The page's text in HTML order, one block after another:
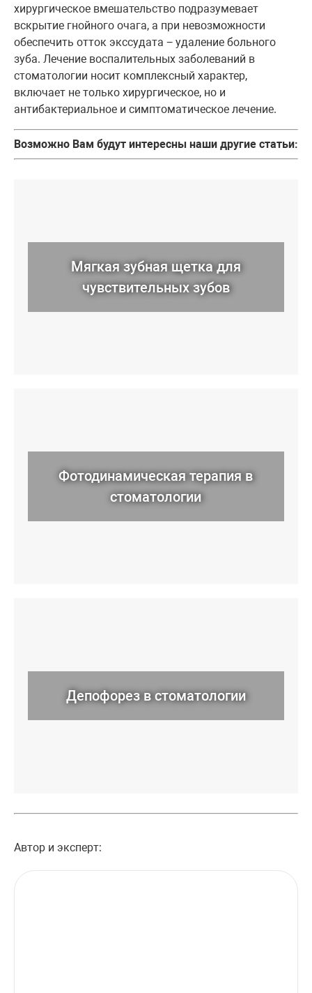
хирургическое вмешательство подразумевает
вскрытие гнойного очага, а при невозможности
обеспечить отток экссудата − удаление больного
зуба. Лечение воспалительных заболеваний в
стоматологии носит комплексный характер,
включает не только хирургическое, но и
антибактериальное и симптоматическое лечение.
Возможно Вам будут интересны наши другие статьи:
Мягкая зубная щетка для
чувствительных зубов
Фотодинамическая терапия в
стоматологии
Депофорез в стоматологии
Автор и эксперт: